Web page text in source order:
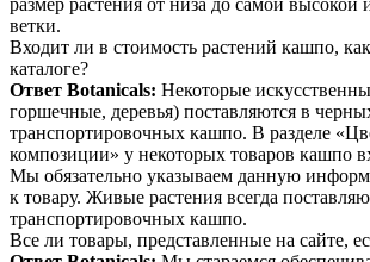
размер растения от низа до самой высокой
ветки.
Входит ли в стоимость растений кашпо,
каталоге?
Ответ Botanicals: Некоторые
горшечные, деревья) поставляются в
транспортировочных кашпо. В разделе
композиции» у некоторых товаров кашпо
Мы обязательно указываем данную
к товару. Живые растения всегда
транспортировочных кашпо.
Все ли товары, представленные на сайте,